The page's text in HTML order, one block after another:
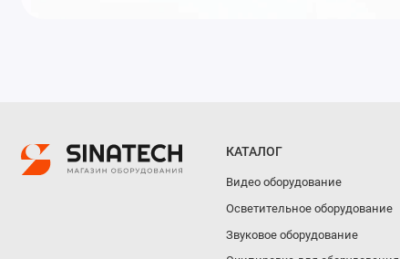
КАТАЛОГ
Видео оборудование
Осветительное оборудование
Звуковое оборудование